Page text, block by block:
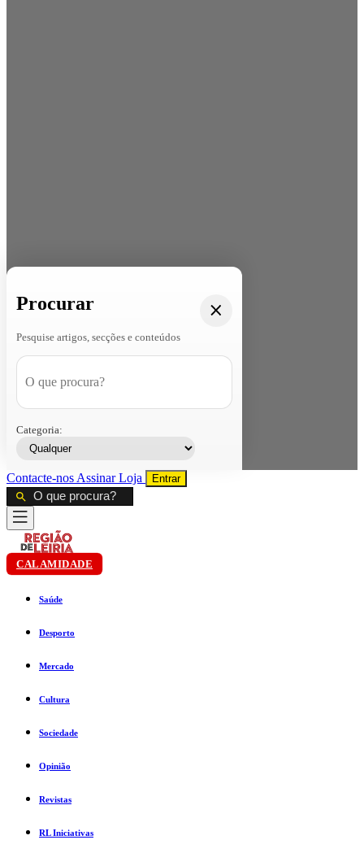
Procurar
Pesquise artigos, secções e conteúdos
Categoria:
Contacte-nos AssinarLoja Entrar
CALAMIDADE
Saúde
Desporto
Mercado
Cultura
Sociedade
Opinião
Revistas
RL Iniciativas